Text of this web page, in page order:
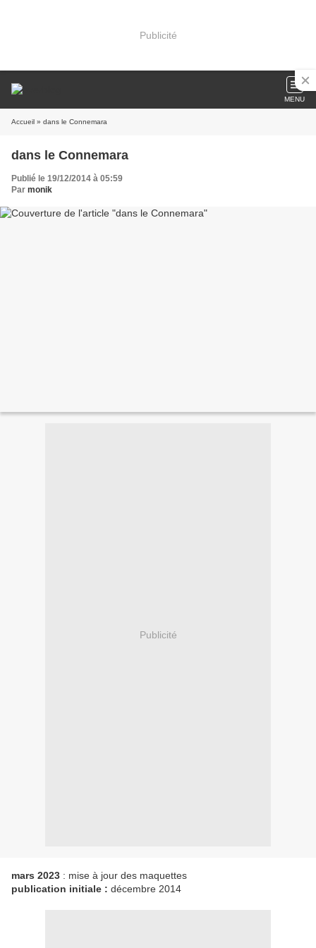
Publicité
MENU
Accueil » dans le Connemara
dans le Connemara
Publié le 19/12/2014 à 05:59
Par monik
Publicité
mars 2023 : mise à jour des maquettes
publication initiale : décembre 2014